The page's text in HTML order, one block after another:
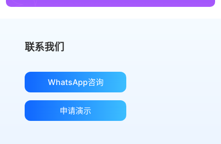
联系我们
WhatsApp咨询
申请演示